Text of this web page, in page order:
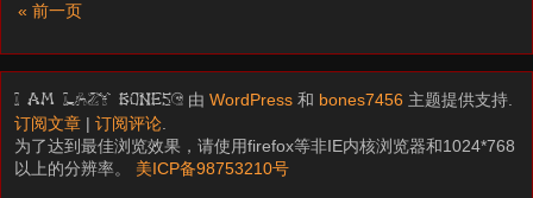
« 前一页
I am LAZY bones? 由WordPress 和 bones7456 主题提供支持.
订阅文章 |订阅评论.
为了达到最佳浏览效果，请使用firefox等非IE内核浏览器和1024*768
以上的分辨率。 美ICP备98753210号